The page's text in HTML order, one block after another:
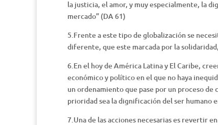
la justicia, el amor, y muy especialmente, la
mercado” (DA 61)
5.Frente a este tipo de globalización se
diferente, que este marcada por la
6.En el hoy de América Latina y El Caribe,
económico y político en el que no haya
un ordenamiento que pase por un proceso
prioridad sea la dignificación del ser humano
7.Una de las acciones necesarias es revertir